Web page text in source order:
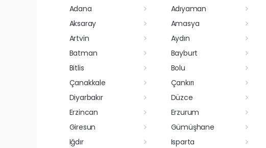
Adana Adıyaman
Aksaray
Amasya
Artvin
Aydın
Batman
Bayburt
Bitlis
Bolu
Çanakkale
Çankırı
Diyarbakır
Düzce
Erzincan
Erzurum
Giresun
Gümüşhane
Iğdır
Isparta